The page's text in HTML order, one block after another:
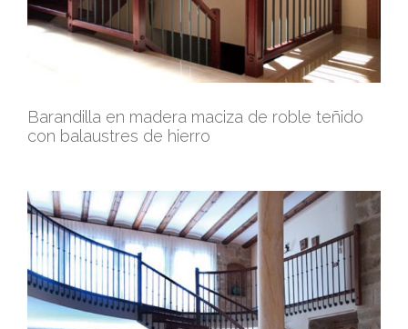
Barandilla en madera maciza de roble teñido
con balaustres de hierro